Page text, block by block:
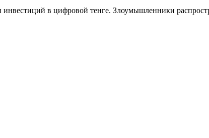
в цифровой тенге. Злоумышленники